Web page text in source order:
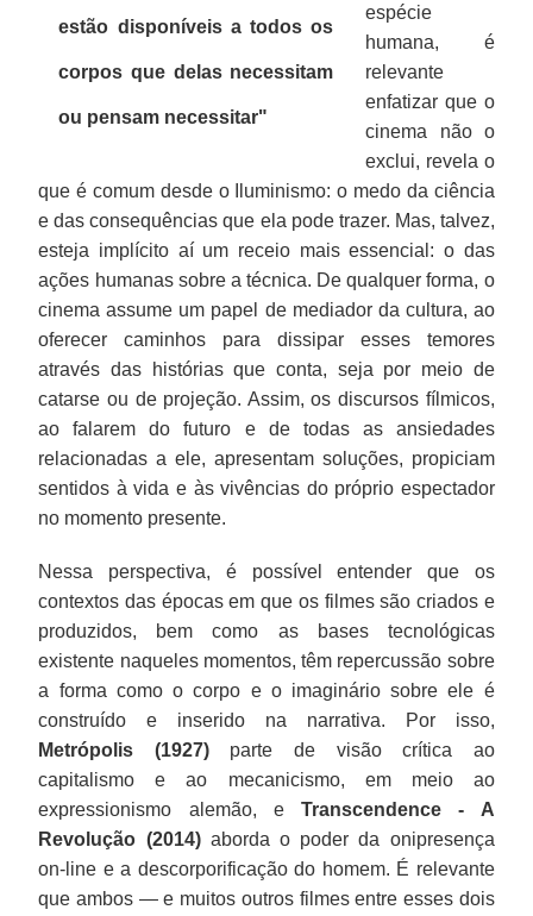
estão disponíveis a todos os
corpos que delas necessitam
ou pensam necessitar"
espécie
humana, é
relevante
enfatizar que o
cinema não o
exclui, revela o
que é comum desde o Iluminismo: o medo da ciência
e das consequências que ela pode trazer. Mas, talvez,
esteja implícito aí um receio mais essencial: o das
ações humanas sobre a técnica. De qualquer forma, o
cinema assume um papel de mediador da cultura, ao
oferecer caminhos para dissipar esses temores
através das histórias que conta, seja por meio de
catarse ou de projeção. Assim, os discursos fílmicos,
ao falarem do futuro e de todas as ansiedades
relacionadas a ele, apresentam soluções, propiciam
sentidos à vida e às vivências do próprio espectador
no momento presente.
Nessa perspectiva, é possível entender que os
contextos das épocas em que os filmes são criados e
produzidos, bem como as bases tecnológicas
existente naqueles momentos, têm repercussão sobre
a forma como o corpo e o imaginário sobre ele é
construído e inserido na narrativa. Por isso,
Metrópolis (1927)parte de visão crítica ao
capitalismo e ao mecanicismo, em meio ao
expressionismo alemão, eTranscendence - A
Revolução (2014)aborda o poder da onipresença
on-line e a descorporificação do homem. É relevante
que ambos — e muitos outros filmes entre esses dois